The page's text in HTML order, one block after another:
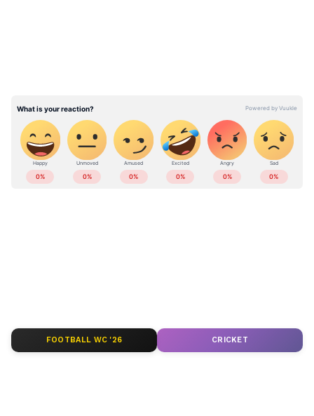
കേരളത്തിലെ എല്ലാLocal Newsഅറിയാൻ
ABOUT THE AUTHOR
FOOTBALL WC '26 CRICKET